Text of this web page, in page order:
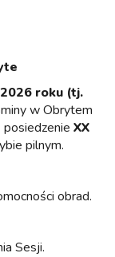
roku (tj.
w Obrytem
XX
pilnym.
obrad.
Sesji.